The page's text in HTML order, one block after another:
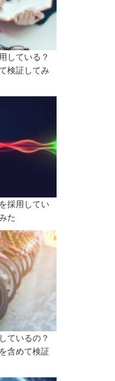
している？
検証してみ
採用してい
た
ているの？
含めて検証